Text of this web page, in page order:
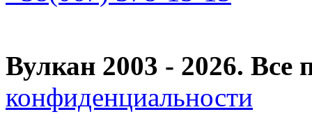
Вулкан 2003 - 2026.
конфиденциальности